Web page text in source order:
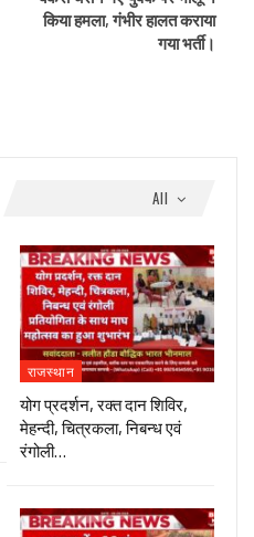
किया हमला, गंभीर हालत कराया
गया भर्ती।
All
राजस्थान
योग प्रदर्शन, रक्त दान शिविर,
मेहन्दी, चित्रकला, निबन्ध एवं
रंगोली…